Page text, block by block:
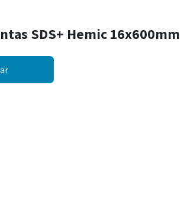
SDS+ Hemic 16x600mm